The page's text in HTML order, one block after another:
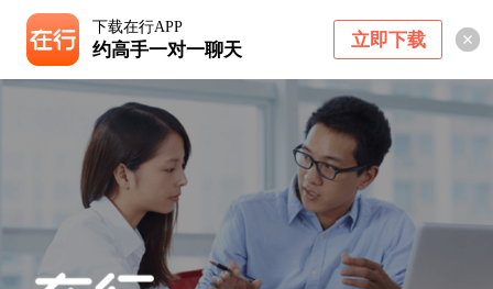
下载在行APP
约高手一对一聊天 立即下载